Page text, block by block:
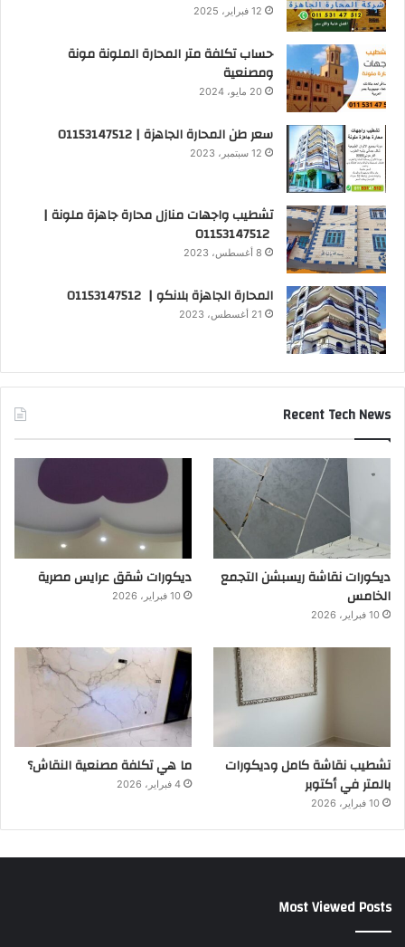
12 فبراير، 2025
حساب تكلفة متر المحارة الملونة مونة
ومصنعية
20 مايو، 2024
سعر طن المحارة الجاهزة | 01153147512
12 سبتمبر، 2023
تشطيب واجهات منازل محارة جاهزة ملونة |
8 أغسطس، 2023
المحارة الجاهزة بلانكو | 01153147512
21 أغسطس، 2023
Recent Tech News
ديكورات نقاشة ريسبشن التجمع
الخامس
10 فبراير، 2026
ديكورات شقق عرايس مصرية
10 فبراير، 2026
تشطيب نقاشة كامل وديكورات
بالمتر في أكتوبر
10 فبراير، 2026
ما هي تكلفة مصنعية النقاش؟
4 فبراير، 2026
Most Viewed Posts